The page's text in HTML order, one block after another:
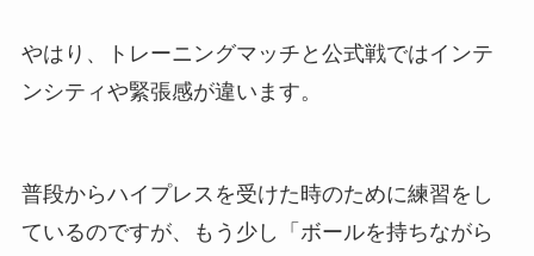
やはり、トレーニングマッチと公式戦ではインテ
ンシティや緊張感が違います。
普段からハイプレスを受けた時のために練習をし
ているのですが、もう少し「ボールを持ちながら